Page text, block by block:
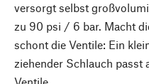
versorgt selbst
zu 90 psi / 6 bar. Macht
schont die Ventile: Ein
ziehender Schlauch passt